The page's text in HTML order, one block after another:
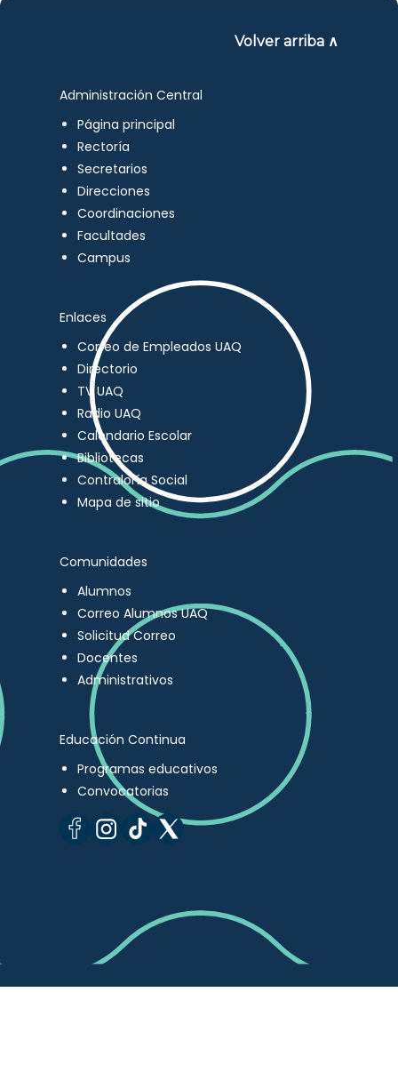
Volver arriba ∧
Administración Central
Página principal
Rectoría
Secretarios
Direcciones
Coordinaciones
Facultades
Campus
Enlaces
Correo de Empleados UAQ
Directorio
TV UAQ
Radio UAQ
Calendario Escolar
Bibliotecas
Contraloría Social
Mapa de sitio
Comunidades
Alumnos
Correo Alumnos UAQ
Solicitud Correo
Docentes
Administrativos
Educación Continua
Programas educativos
Convocatorias